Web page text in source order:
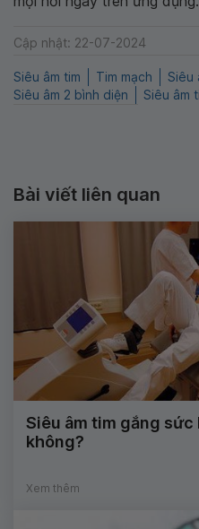
Cập nhật: 22-07-2024
Siêu âm tim Tim mạch Siêu
Siêu âm 2 bình diện
Siêu âm
Bài viết liên quan
Siêu âm tim gắng sức
không?
Xem thêm